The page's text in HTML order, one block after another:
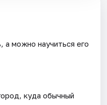
можно научиться его
куда обычный